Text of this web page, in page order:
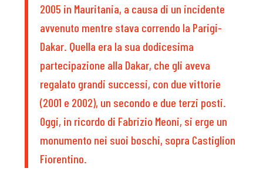
2005 in Mauritania, a causa di un incidente
avvenuto mentre stava correndo la Parigi-
Dakar. Quella era la sua dodicesima
partecipazione alla Dakar, che gli aveva
regalato grandi successi, con due vittorie
(2001 e 2002), un secondo e due terzi posti.
Oggi, in ricordo di Fabrizio Meoni, si erge un
monumento nei suoi boschi, sopra Castiglion
Fiorentino.